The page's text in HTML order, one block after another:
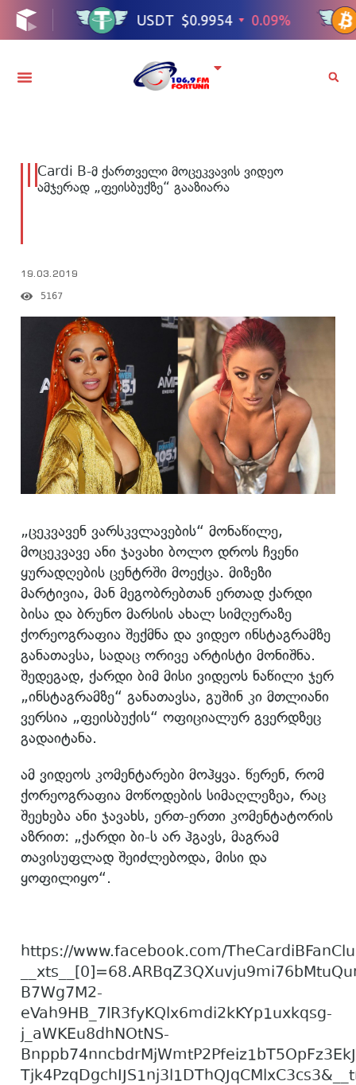
Cardi B-მ ქართველი მოცეკვავის ვიდეო
ამჯერად „ფეისბუქზე“ გააზიარა
19.03.2019
5167
„ცეკვავენ ვარსკვლავების“ მონაწილე,
მოცეკვავე ანი ჯავახი ბოლო დროს ჩვენი
ყურადღების ცენტრში მოექცა. მიზეზი
მარტივია, მან მეგობრებთან ერთად ქარდი
ბისა და ბრუნო მარსის ახალ სიმღერაზე
ქორეოგრაფია შექმნა და ვიდეო ინსტაგრამზე
განათავსა, სადაც ორივე არტისტი მონიშნა.
შედეგად, ქარდი ბიმ მისი ვიდეოს ნაწილი ჯერ
„ინსტაგრამზე“ განათავსა, გუშინ კი მთლიანი
ვერსია „ფეისბუქის“ ოფიციალურ გვერდზეც
გადაიტანა.
ამ ვიდეოს კომენტარები მოჰყვა. წერენ, რომ
ქორეოგრაფია მოწოდების სიმაღლეზეა, რაც
შეეხება ანი ჯავახს, ერთ-ერთი კომენტატორის
აზრით: „ქარდი ბი-ს არ ჰგავს, მაგრამ
თავისუფლად შეიძლებოდა, მისი და
ყოფილიყო“.
https://www.facebook.com/
B7Wg7M2-
eVah9HB_7lR3fyKQlx6mdi2kKYp1uxkqsg-
j_aWKEu8dhNOtNS-